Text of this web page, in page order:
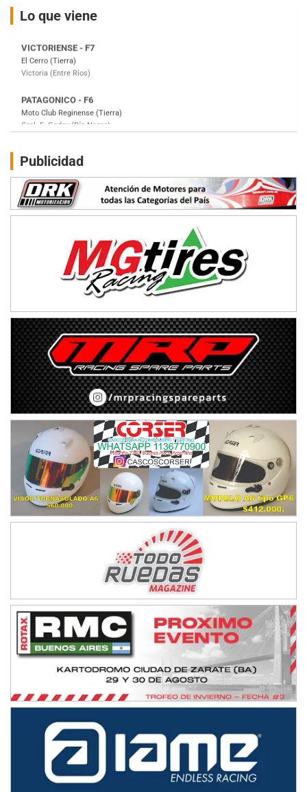
Lo que viene
El Cerro (Tierra)
Victoria (Entre Ríos)
PATAGONICO - F6
Moto Club Reginense (Tierra)
Gral. E. Godoy (Río Negro)
CSK - F7
Juventud Unida (Tierra)
NORESTE SANTAFESINO - F6
Ciudad de Avellaneda (Asfalto)
Avellaneda (Santa Fe)
SUR SANTAFESINO - F4
TUCUMANO - F5
Juan Navarro (Asfalto)
El Timbó (Tucumán)
COBERTURA ESPECIAL DE E-KART.COM.AR
08/09-AGO
IAME SERIES ARGENTINA 6
Ramiro Tot (Asfalto)
Baradero (Buenos Aires)
KDO - F6
Ciudad de Trenque Lauquen (Asfalto)
Trenque Lauquen (Buenos Aires)
ENTRERRIANO - F6 (POSTERGADA)
Parque de la Velocidad (Asfalto)
Villaguay (Entre Ríos)
VICTORIENSE - F7
El Cerro (Tierra)
Moto Club Reginense (Tierra)
Gral. E. Godoy (Río Negro)
CSK - F7
Juventud Unida (Tierra)
Humboldt (Santa Fe)
NORESTE SANTAFESINO - F6
Ciudad de Avellaneda (Asfalto)
José Samuel Sánchez (Tierra)
Rufino (Santa Fe)
TUCUMANO - F5
Juan Navarro (Asfalto)
Publicidad